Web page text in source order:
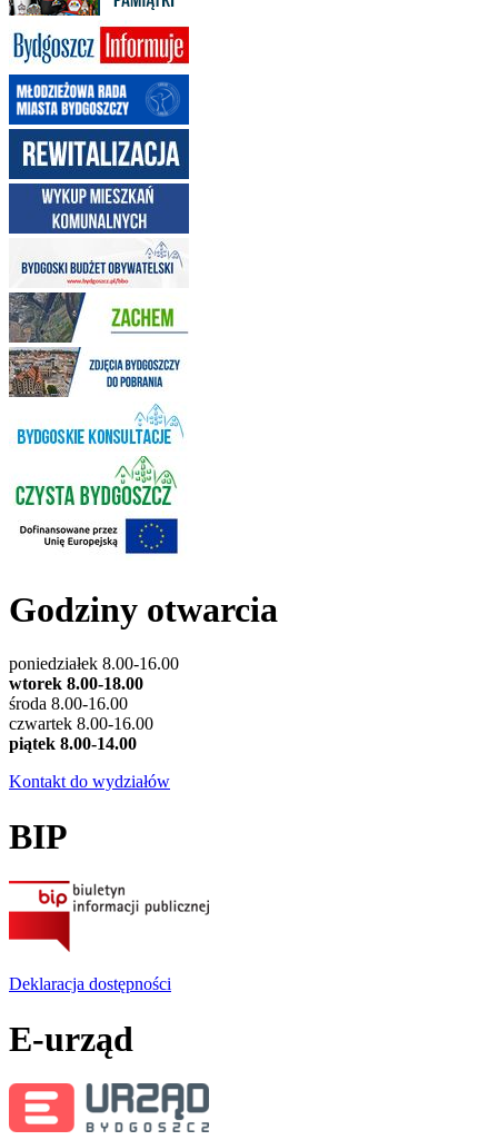
Godziny otwarcia
poniedziałek 8.00-16.00
wtorek 8.00-18.00
środa 8.00-16.00
czwartek 8.00-16.00
piątek 8.00-14.00
Kontakt do wydziałów
BIP
Deklaracja dostępności
E-urząd